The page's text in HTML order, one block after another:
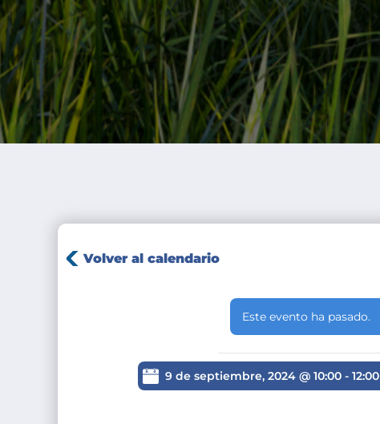
Volver al calendario
Este evento ha pasado.
9 de septiembre, 2024 @ 10:00 - 12:00